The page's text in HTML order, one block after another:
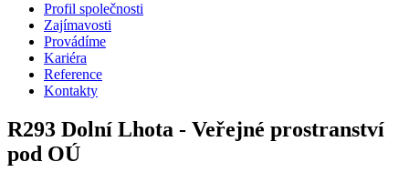
Profil společnosti
Zajímavosti
Provádíme
Kariéra
Reference
Kontakty
R293 Dolní Lhota - Veřejné prostranství
pod OÚ